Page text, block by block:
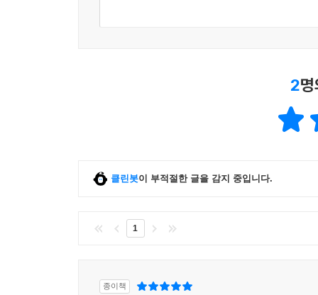
2
클린봇이 부적절한 글을 감지 중입니다.
1
종이책